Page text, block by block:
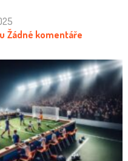
Žádné komentáře